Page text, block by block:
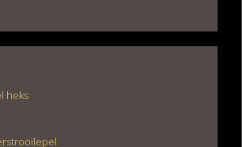
heks